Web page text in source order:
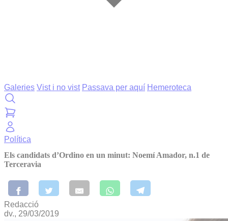
Galeries Vist i no vist Passava per aquí Hemeroteca
Política
Els candidats d’Ordino en un minut: Noemí Amador, n.1 de
Terceravia
Redacció
dv., 29/03/2019